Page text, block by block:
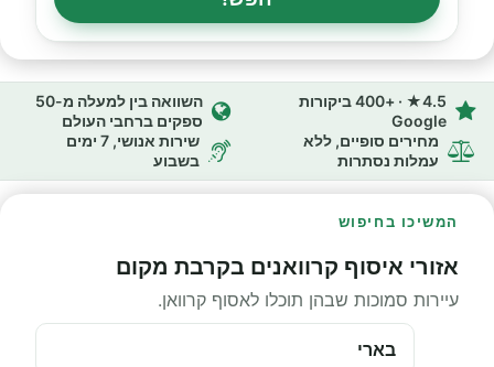
4.5★ · +400 ביקורות
Google
השוואה בין למעלה מ-50
ספקים ברחבי העולם
מחירים סופיים, ללא
עמלות נסתרות
שירות אנושי, 7 ימים
בשבוע
המשיכו בחיפוש
אזורי איסוף קרוואנים בקרבת מקום
עיירות סמוכות שבהן תוכלו לאסוף קרוואן.
בארי